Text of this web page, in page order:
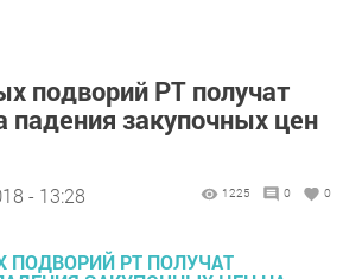
подворий РТ получат
падения закупочных цен
- 13:28 1225 0 0